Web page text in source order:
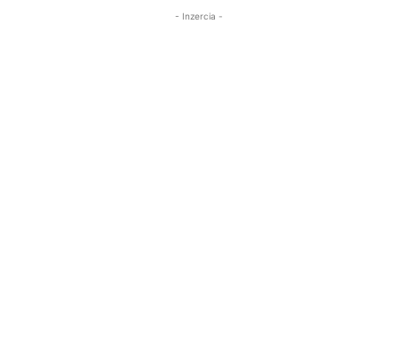
- Inzercia -